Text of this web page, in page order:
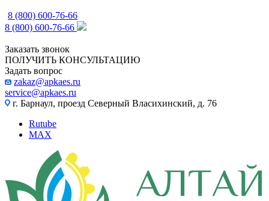
8 (800) 600-76-66
8 (800) 600-76-66
Заказать звонок
ПОЛУЧИТЬ КОНСУЛЬТАЦИЮ
Задать вопрос
zakaz@apkaes.ru
service@apkaes.ru
г. Барнаул, проезд Северный Власихинский, д. 76
Rutube
MAX